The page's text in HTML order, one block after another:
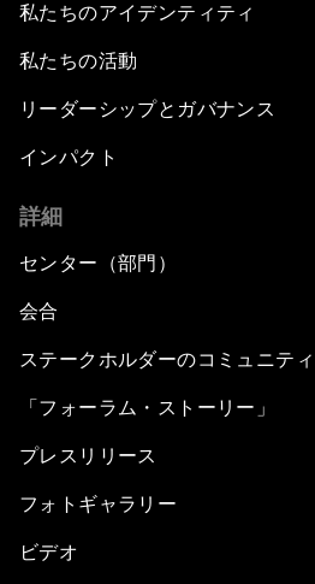
私たちのアイデンティティ
私たちの活動
リーダーシップとガバナンス
インパクト
詳細
センター（部門）
会合
ステークホルダーのコミュニティ
「フォーラム・ストーリー」
プレスリリース
フォトギャラリー
ビデオ